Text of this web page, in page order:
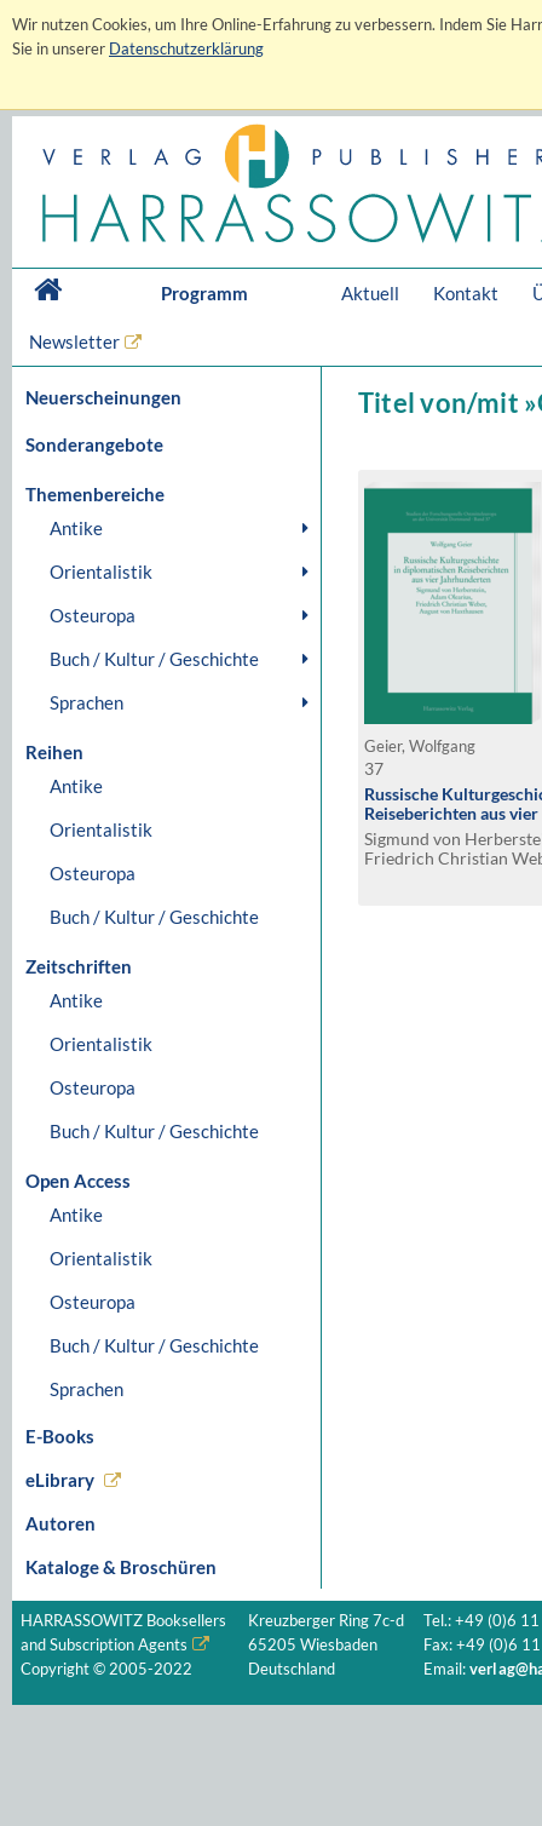
Wir nutzen Cookies, um Ihre Online-Erfahrung zu verbessern. Indem Sie
Sie in unserer Datenschutzerklärung
Programm Aktuell Kontakt
Newsletter
Neuerscheinungen
Sonderangebote
Themenbereiche
Antike
Orientalistik
Osteuropa
Buch / Kultur / Geschichte
Sprachen
Reihen
Antike
Orientalistik
Osteuropa
Buch / Kultur / Geschichte
Zeitschriften
Antike
Orientalistik
Osteuropa
Buch / Kultur / Geschichte
Open Access
Antike
Orientalistik
Osteuropa
Buch / Kultur / Geschichte
Sprachen
E-Books
eLibrary
Autoren
Kataloge & Broschüren
Titel von/mit
Geier, Wolfgang
37
Russische
Reiseberichten aus
Sigmund von
Friedrich Christian
HARRASSOWITZ Booksellers
and Subscription Agents
Copyright © 2005-2022
Kreuzberger Ring 7c-d
65205 Wiesbaden
Deutschland
Tel.: +49 (0)6
Fax: +49 (0)6
Email: